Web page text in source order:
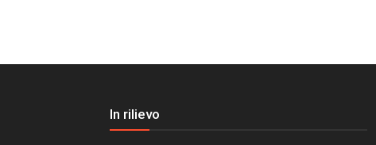
In rilievo